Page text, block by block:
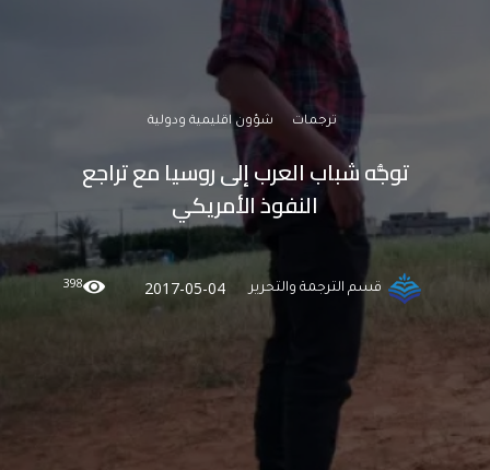
ترجمات شؤون اقليمية ودولية
توجُّه شباب العرب إلى روسيا مع تراجع
النفوذ الأمريكي
قسم الترجمة والتحرير 2017-05-04
398